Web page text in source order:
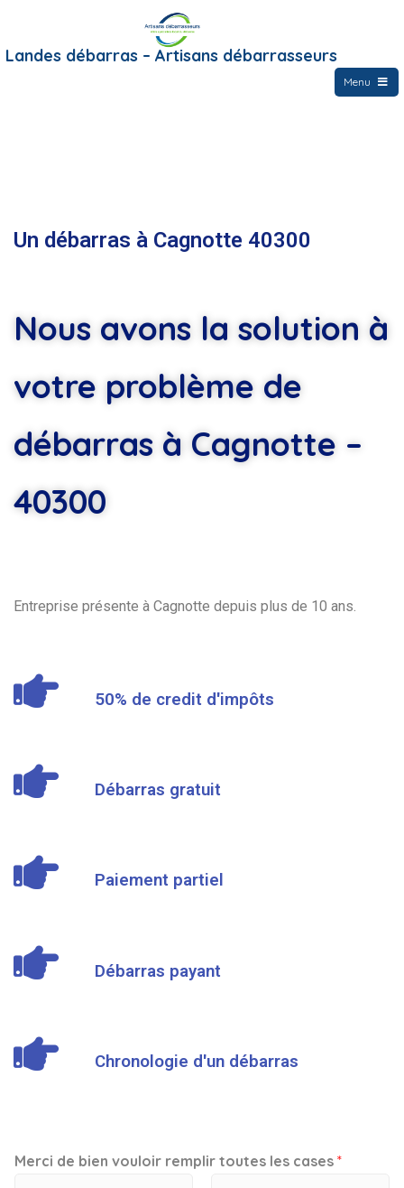
Landes débarras – Artisans débarrasseurs
Menu
Un débarras à Cagnotte 40300
Nous avons la solution à
votre problème de
débarras à Cagnotte –
40300
Entreprise présente à Cagnotte depuis plus de 10 ans.
50% de credit d'impôts
Débarras gratuit
Paiement partiel
Débarras payant
Chronologie d'un débarras
Merci de bien vouloir remplir toutes les cases *